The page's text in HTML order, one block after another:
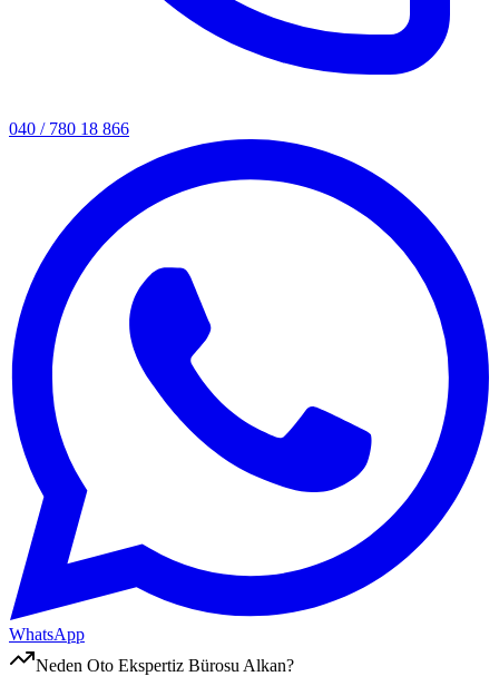
040 / 780 18 866
WhatsApp
Neden Oto Ekspertiz Bürosu Alkan?